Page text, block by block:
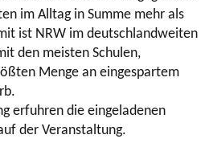
im Alltag in Summe mehr als
ist NRW im deutschlandweiten
den meisten Schulen,
Menge an eingespartem
erfuhren die eingeladenen
der Veranstaltung.